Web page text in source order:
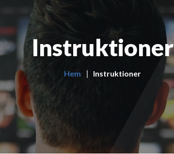
Instruktioner
Hem Instruktioner